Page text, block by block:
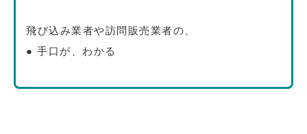
飛び込み業者や訪問販売業者の、
● 手口が、わかる